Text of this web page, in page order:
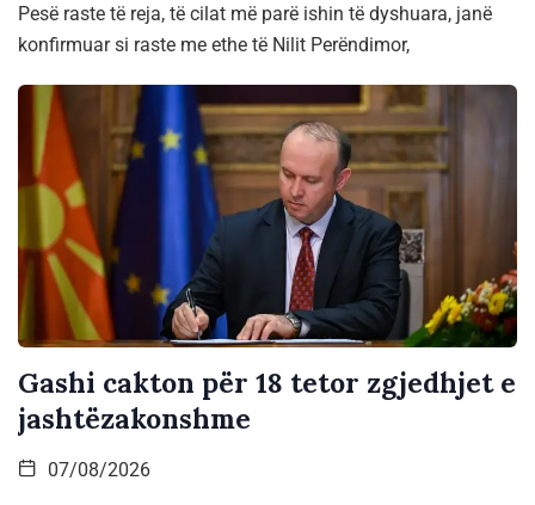
Pesë raste të reja, të cilat më parë ishin të dyshuara, janë
konfirmuar si raste me ethe të Nilit Perëndimor,
Gashi cakton për 18 tetor zgjedhjet e
jashtëzakonshme
07/08/2026